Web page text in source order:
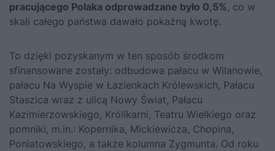
pracującego Polaka odprowadzane było 0,5% , co w
skali całego państwa dawało pokaźną kwotę.
To dzięki pozyskanym w ten sposób środkom
sfinansowane zostały: odbudowa pałacu w Wilanowie,
pałacu Na Wyspie w Łazienkach Królewskich, Pałacu
Staszica wraz z ulicą Nowy Świat, Pałacu
Kazimierzowskiego, Królikarni, Teatru Wielkiego oraz
pomniki, m.in.: Kopernika, Mickiewicza, Chopina,
Poniatowskiego, a także kolumna Zygmunta. Od roku